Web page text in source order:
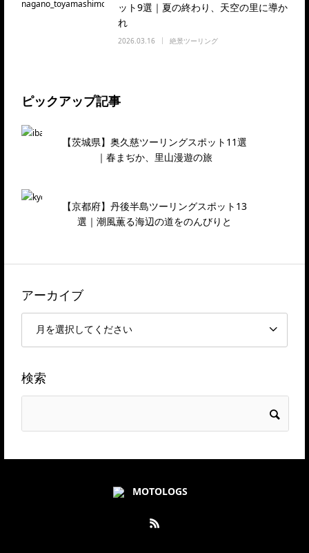
ット9選｜夏の終わり、天空の里に導か
れ
2026.03.16 絶景ツーリング
ピックアップ記事
【茨城県】奥久慈ツーリングスポット11選
｜春まぢか、里山漫遊の旅
【京都府】丹後半島ツーリングスポット13
選｜潮風薫る海辺の道をのんびりと
アーカイブ
検索